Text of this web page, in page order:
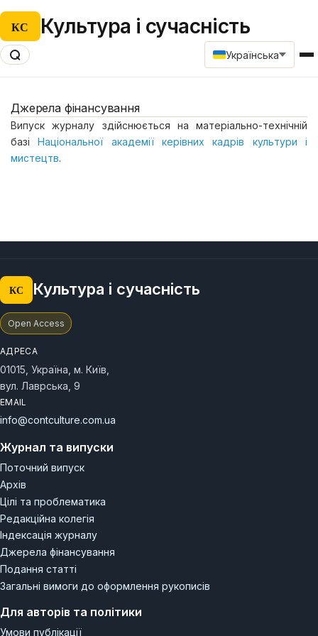
КС Культура і сучасність
Українська
Джерела фінансування
Випуск журналу здійснюється на матеріально-технічній
базіНаціональної академії керівних кадрів культури і
мистецтв.
КС Культура і сучасність
Open Access
АДРЕСА
01015, Україна, м. Київ,
вул. Лаврська, 9
EMAIL
info@contculture.com.ua
Журнал та випуски
Поточний випуск
Архів
Цілі та проблематика
Редакційна колегія
Індексація журналу
Джерела фінансування
Подання статті
Загальні вимоги до оформлення рукописів
Для авторів та політики
Умови публікації